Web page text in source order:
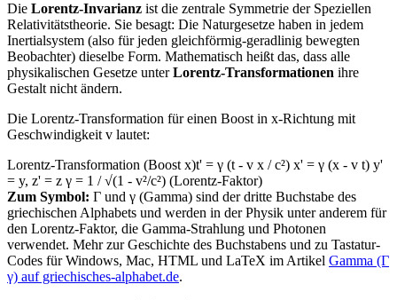
Die Lorentz-Invarianz ist die zentrale Symmetrie der Speziellen
Relativitätstheorie. Sie besagt: Die Naturgesetze haben in jedem
Inertialsystem (also für jeden gleichförmig-geradlinig bewegten
Beobachter) dieselbe Form. Mathematisch heißt das, dass alle
physikalischen Gesetze unterLorentz-Transformationen ihre
Gestalt nicht ändern.
Die Lorentz-Transformation für einen Boost in x-Richtung mit
Geschwindigkeit v lautet:
Lorentz-Transformation (Boost x)t' = γ (t - v x / c²) x' = γ (x - v t) y'
= y, z' = z γ = 1 / √(1 - v²/c²) (Lorentz-Faktor)
Zum Symbol: Γ und γ (Gamma) sind der dritte Buchstabe des
griechischen Alphabets und werden in der Physik unter anderem für
den Lorentz-Faktor, die Gamma-Strahlung und Photonen
verwendet. Mehr zur Geschichte des Buchstabens und zu Tastatur-
Codes für Windows, Mac, HTML und LaTeX im Artikel Gamma (Γ
γ) auf griechisches-alphabet.de.